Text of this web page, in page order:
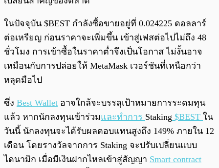
ในปัจจุบัน $BEST กำลังซื้อขายอยู่ที่ 0.024225 ดอลลาร์
ต่อเหรียญ ก่อนราคาจะเพิ่มขึ้น เข้าสู่เฟสต่อไปไม่ถึง 48
ชั่วโมง การเข้าซื้อในราคาต่ำจึงเป็นโอกาส ไม่งั้นอาจ
เหมือนกับการปล่อยให้ MetaMask เวอร์ชันที่เหนือกว่า
หลุดมือไป
ซึ่ง Best Wallet อาจใกล้จะบรรลุเป้าหมายการระดมทุน
แล้ว หากนักลงทุนเข้าร่วมและทำการ Staking $BEST ใน
วันนี้ นักลงทุนจะได้รับผลตอบแทนสูงถึง 149% ภายใน 12
เดือน โดยรางวัลจากการ Staking จะปรับเปลี่ยนแบบ
ไดนามิก เมื่อมีเงินฝากไหลเข้าสู่สัญญา Smart contract